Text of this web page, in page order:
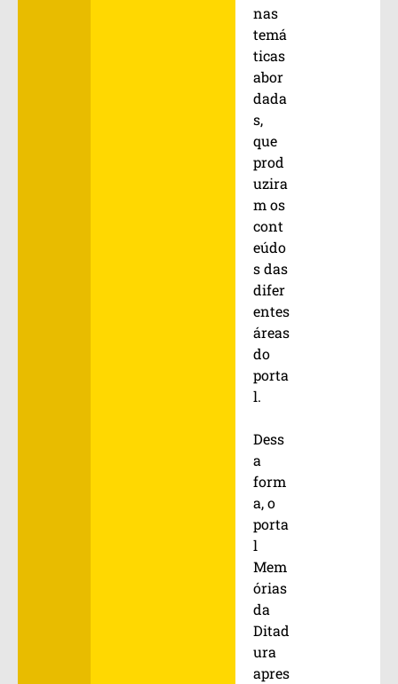
nas
temá
ticas
abor
dada
s,
que
prod
uzira
m os
cont
eúdo
s das
difer
entes
áreas
do
porta
l.
Dess
a
form
a, o
porta
l
Mem
órias
da
Ditad
ura
apres